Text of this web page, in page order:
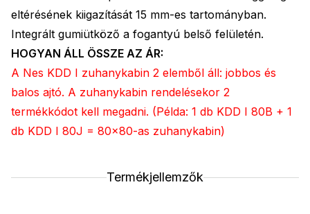
eltérésének kiigazítását 15 mm-es tartományban.
Integrált gumiütköző a fogantyú belső felületén.
HOGYAN ÁLL ÖSSZE AZ ÁR:
A Nes KDD I zuhanykabin 2 elemből áll: jobbos és
balos ajtó. A zuhanykabin rendelésekor 2
termékkódot kell megadni. (Példa: 1 db KDD I 80B + 1
db KDD I 80J = 80x80-as zuhanykabin)
Termékjellemzők